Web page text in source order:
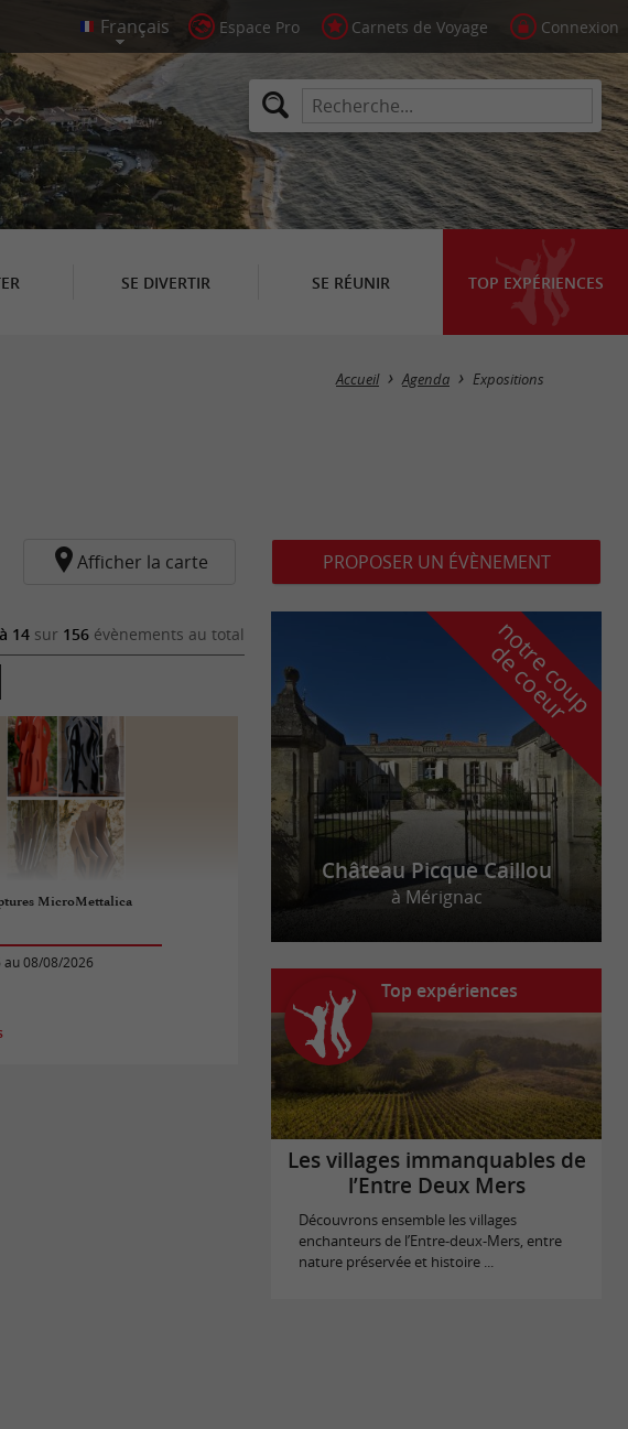
Espace Pro Carnets de Voyage Connexion
SE DIVERTIR SE RÉUNIR TOP EXPÉRIENCES
Masquer la carte
Accueil Agenda Expositions
Afficher la carte
14 sur 156 évènements au total
MicroMettalica
08/08/2026
PROPOSER UN ÉVÈNEMENT
n
o
t
r
e
c
o
u
p
d
e
c
o
e
u
r
Château Picque Caillou
à Mérignac
Top expériences
Les villages immanquables de
l’Entre Deux Mers
Découvrons ensemble les villages
enchanteurs de l’Entre-deux-Mers, entre
nature préservée et histoire ...